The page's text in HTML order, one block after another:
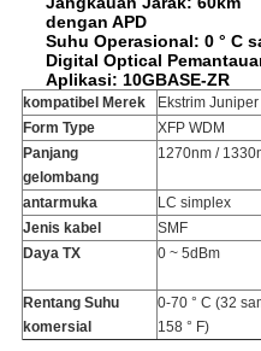
dengan APD
Suhu Operasional: 0 ° C
Digital Optical
Aplikasi: 10GBASE-ZR
kompatibel Merek Ekstrim
Form Type
XFP WDM
Panjang
gelombang
1270nm /
antarmuka LC simplex
Jenis kabel
SMF
Daya TX
0 ~ 5dBm
Rentang Suhu
komersial
0-70 ° C (32
158 ° F)